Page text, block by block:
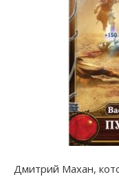
Дмитрий Махан,